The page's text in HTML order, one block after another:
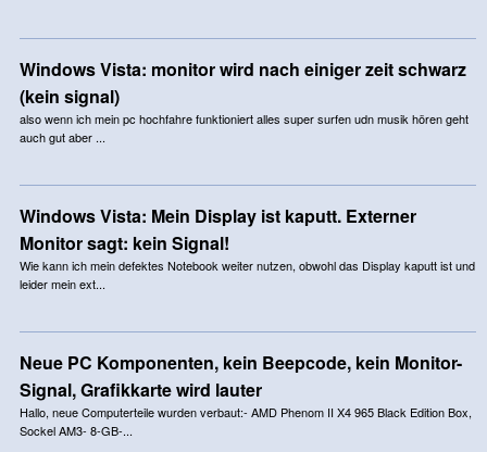
Windows Vista: monitor wird nach einiger zeit schwarz
(kein signal)
also wenn ich mein pc hochfahre funktioniert alles super surfen udn musik hören geht
auch gut aber ...
Windows Vista: Mein Display ist kaputt. Externer
Monitor sagt: kein Signal!
Wie kann ich mein defektes Notebook weiter nutzen, obwohl das Display kaputt ist und
leider mein ext...
Neue PC Komponenten, kein Beepcode, kein Monitor-
Signal, Grafikkarte wird lauter
Hallo, neue Computerteile wurden verbaut:- AMD Phenom II X4 965 Black Edition Box,
Sockel AM3- 8-GB-...